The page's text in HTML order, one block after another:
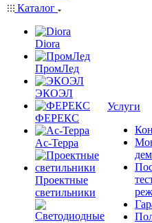
Каталог
Diora
ПромЛед
ЭКОЭЛ
ФЕРЕКС
Ас-Терра
Проектные
светильники
Услуги